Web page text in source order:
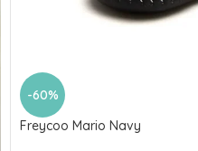
-60%
Freycoo Mario Navy